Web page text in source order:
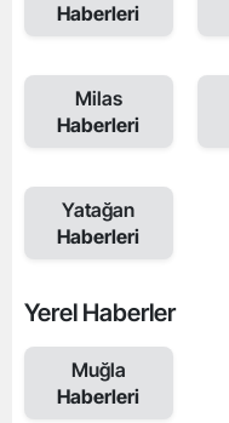
Haberleri
Milas
Haberleri
Yatağan
Haberleri
Yerel Haberler
Muğla
Haberleri